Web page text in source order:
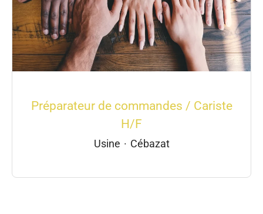
Préparateur de commandes / Cariste
H/F
Usine · Cébazat